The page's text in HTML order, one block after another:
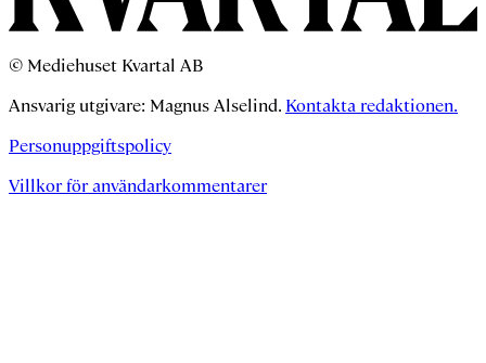
© Mediehuset Kvartal AB
Ansvarig utgivare: Magnus Alselind. Kontakta redaktionen.
Personuppgiftspolicy
Villkor för användarkommentarer